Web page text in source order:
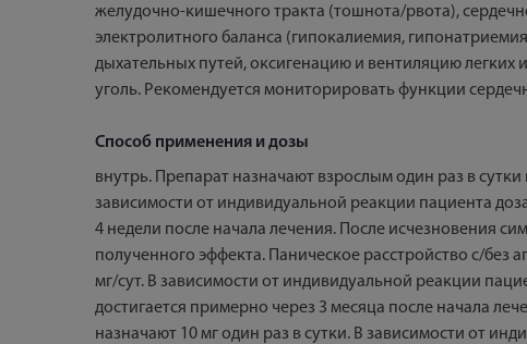
желудочно-кишечного тракта (тошнота/рвота),
электролитного баланса (гипокалиемия,
дыхательных путей, оксигенацию и вентиляцию
уголь. Рекомендуется мониторировать функции
Способ применения и дозы
внутрь. Препарат назначают взрослым один раз в
зависимости от индивидуальной реакции пациента
4 недели после начала лечения. После исчезновения
полученного эффекта. Паническое расстройство с/без
мг/сут. В зависимости от индивидуальной реакции
достигается примерно через 3 месяца после начала
назначают 10 мг один раз в сутки. В зависимости от